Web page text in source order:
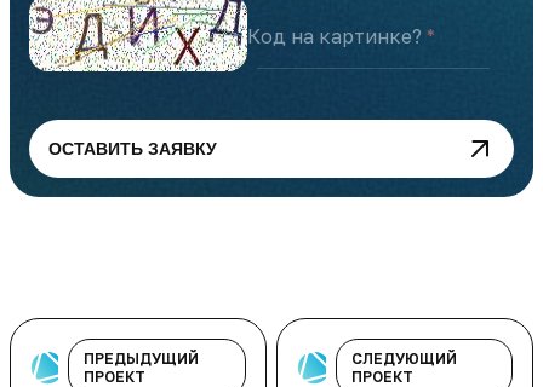
Код на картинке?
ОСТАВИТЬ ЗАЯВКУ
ПРЕДЫДУЩИЙ
ПРОЕКТ
СЛЕДУЮЩИЙ
ПРОЕКТ